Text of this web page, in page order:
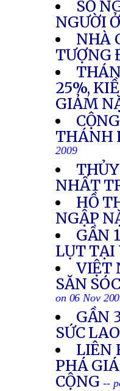
SỐ
NGƯỜI
NHÀ
TƯỢNG
25%,
GIẢM
THÁNH
2009
NHẤT
HỒ
NGẬP
GẦN
LỤT
VIỆT
SĂN
on 06 Nov
GẦN
SỨC
LIÊN
PHÁ
CỘNG --